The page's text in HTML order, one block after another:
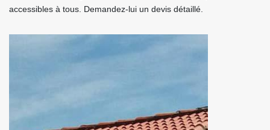
accessibles à tous. Demandez-lui un devis détaillé.